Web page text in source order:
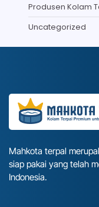
Produsen Kolam
Uncategorized
Mahkota terpal
siap pakai yang telah
Indonesia.